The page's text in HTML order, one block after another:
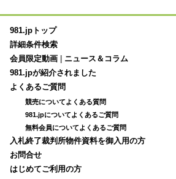
981.jpトップ
詳細条件検索
会員限定動画
ニュース＆コラム
981.jpが紹介されました
よくあるご質問
競売についてよくある質問
981.jpについてよくあるご質問
無料会員についてよくあるご質問
入札終了裁判所物件資料を御入用の方
お問合せ
はじめてご利用の方